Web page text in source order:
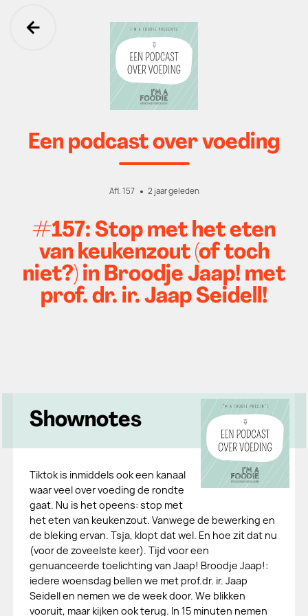
Ga terug
Een podcast over voeding
Afl. 157 2 jaar geleden
#157: Stop met het eten
van keukenzout (of toch
niet?) in Broodje Jaap! met
prof. dr. ir. Jaap Seidell!
Shownotes
Tiktok is inmiddels ook een kanaal
waar veel over voeding de rondte
gaat. Nu is het opeens: stop met
het eten van keukenzout. Vanwege de bewerking en
de bleking ervan. Tsja, klopt dat wel. En hoe zit dat nu
(voor de zoveelste keer). Tijd voor een
genuanceerde toelichting van Jaap! Broodje Jaap!:
iedere woensdag bellen we met prof.dr. ir. Jaap
Seidell en nemen we de week door. We blikken
vooruit, maar kijken ook terug. In 15 minuten nemen